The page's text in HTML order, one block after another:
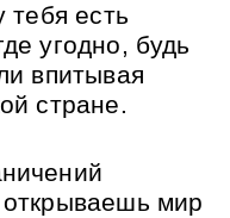
тебя есть
угодно, будь
впитывая
стране.
мир